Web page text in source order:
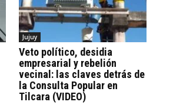
Jujuy
Veto político, desidia
empresarial y rebelión
vecinal: las claves detrás de
la Consulta Popular en
Tilcara (VIDEO)